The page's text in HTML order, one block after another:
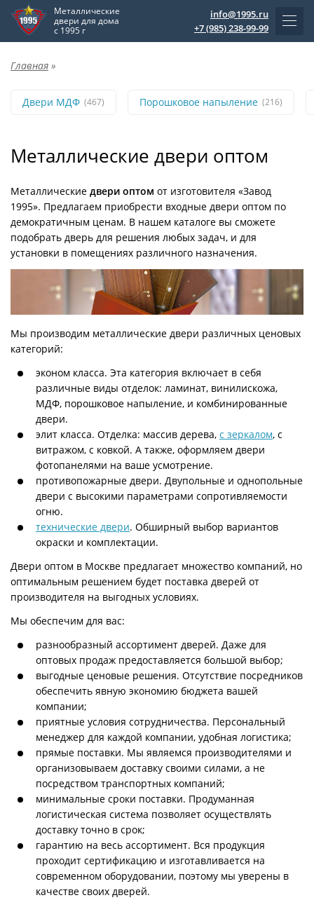
Металлические
двери для дома
с 1995 г
info@1995.ru
+7 (985) 238-99-99
Главная »
Двери МДФ (467) Порошковое напыление (216)
Металлические двери оптом
Металлические двери оптом от изготовителя «Завод
1995». Предлагаем приобрести входные двери оптом по
демократичным ценам. В нашем каталоге вы сможете
подобрать дверь для решения любых задач, и для
установки в помещениях различного назначения.
Мы производим металлические двери различных ценовых
категорий:
эконом класса. Эта категория включает в себя
различные виды отделок: ламинат, винилискожа,
МДФ, порошковое напыление, и комбинированные
двери.
элит класса. Отделка: массив дерева, с зеркалом, с
витражом, с ковкой. А также, оформляем двери
фотопанелями на ваше усмотрение.
противопожарные двери. Двупольные и однопольные
двери с высокими параметрами сопротивляемости
огню.
технические двери. Обширный выбор вариантов
окраски и комплектации.
Двери оптом в Москве предлагает множество компаний, но
оптимальным решением будет поставка дверей от
производителя на выгодных условиях.
Мы обеспечим для вас:
разнообразный ассортимент дверей. Даже для
оптовых продаж предоставляется большой выбор;
выгодные ценовые решения. Отсутствие посредников
обеспечить явную экономию бюджета вашей
компании;
приятные условия сотрудничества. Персональный
менеджер для каждой компании, удобная логистика;
прямые поставки. Мы являемся производителями и
организовываем доставку своими силами, а не
посредством транспортных компаний;
минимальные сроки поставки. Продуманная
логистическая система позволяет осуществлять
доставку точно в срок;
гарантию на весь ассортимент. Вся продукция
проходит сертификацию и изготавливается на
современном оборудовании, поэтому мы уверены в
качестве своих дверей.